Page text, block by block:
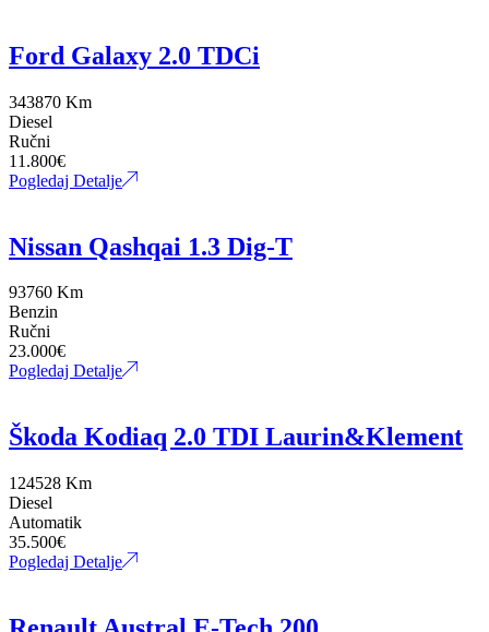
Ford Galaxy 2.0 TDCi
343870 Km
Diesel
Ručni
11.800€
Pogledaj Detalje
Nissan Qashqai 1.3 Dig-T
93760 Km
Benzin
Ručni
23.000€
Pogledaj Detalje
Škoda Kodiaq 2.0 TDI Laurin&Klement
124528 Km
Diesel
Automatik
35.500€
Pogledaj Detalje